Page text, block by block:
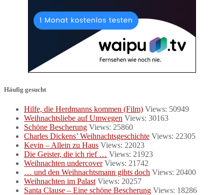
Häufig gesucht
Hilfe, die Herdmanns kommen (Film) Views: 50949
Weihnachtsliebe auf Umwegen Views: 30163
Schöne Bescherung Views: 25860
Charles Dickens’ Weihnachtsgeschichte Views: 22305
Kevin – Allein zu Haus Views: 22023
Die Geister, die ich rief … Views: 21923
Weihnachten undercover Views: 21742
… und den Weihnachtsmann gibts doch Views: 20400
Weihnachten im Palast Views: 20257
Santa Clause – Eine schöne Bescherung Views: 18286